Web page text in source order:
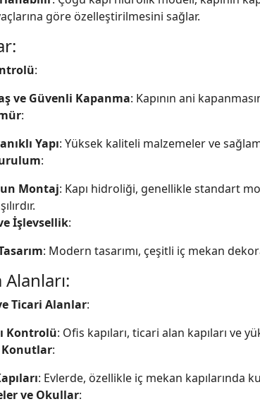
göre özelleştirilmesini sağlar.
:
ve Güvenli Kapanma: Kapının ani
:
Yapı: Yüksek kaliteli malzemeler ve
:
Montaj: Kapı hidroliği, genellikle standart
İşlevsellik:
: Modern tasarımı, çeşitli iç mekan
Alanları:
Ticari Alanlar:
Kontrolü: Ofis kapıları, ticari alan kapıları ve
Konutlar:
: Evlerde, özellikle iç mekan kapılarında
ve Okullar: